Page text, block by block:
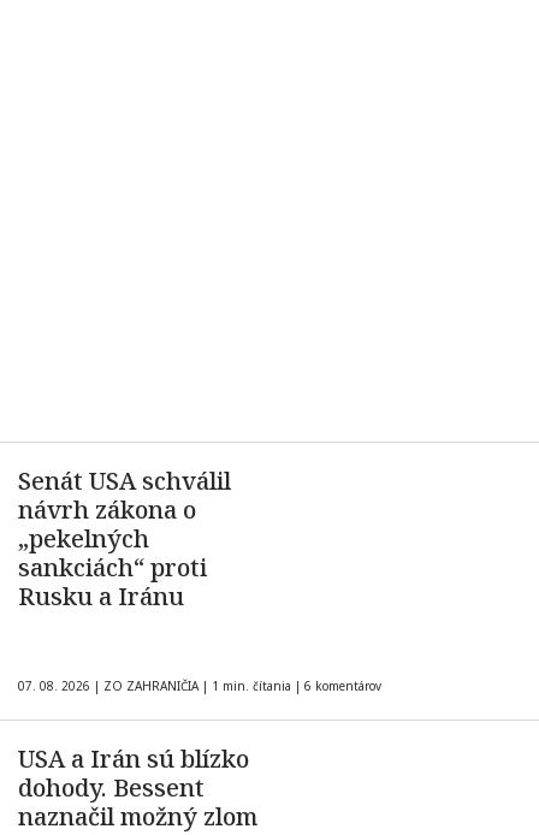
Senát USA schválil
návrh zákona o
„pekelných
sankciách“ proti
Rusku a Iránu
07. 08. 2026 | ZO ZAHRANIČIA | 1 min. čítania | 6 komentárov
USA a Irán sú blízko
dohody. Bessent
naznačil možný zlom